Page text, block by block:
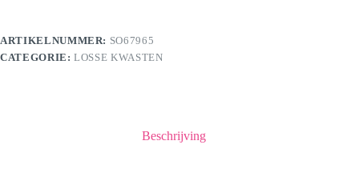
ARTIKELNUMMER: SO67965
CATEGORIE:LOSSE KWASTEN
Beschrijving